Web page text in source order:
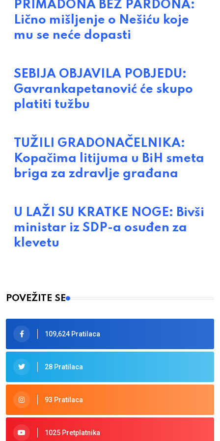
PRIMADONA BEZ PARDONA:
Lično mišljenje o Nešiću koje
mu se neće dopasti
SEBIJA OBJAVILA POBJEDU:
Gavrankapetanović će skupo
platiti tužbu
TUŽILI GRADONAČELNIKA:
Kopačima litijuma u BiH smeta
briga za zdravlje građana
U LAŽI SU KRATKE NOGE: Bivši
ministar iz SDP-a osuđen za
klevetu
POVEŽITE SE
109,624 Pratilaca
28 Pratilaca
93 Pratilaca
1025 Pretplatnika